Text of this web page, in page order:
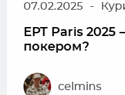
07.02.2025 -
EPT Paris 2025
покером?
celmins